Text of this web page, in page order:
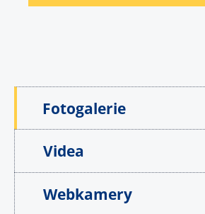
Fotogalerie
Videa
Webkamery